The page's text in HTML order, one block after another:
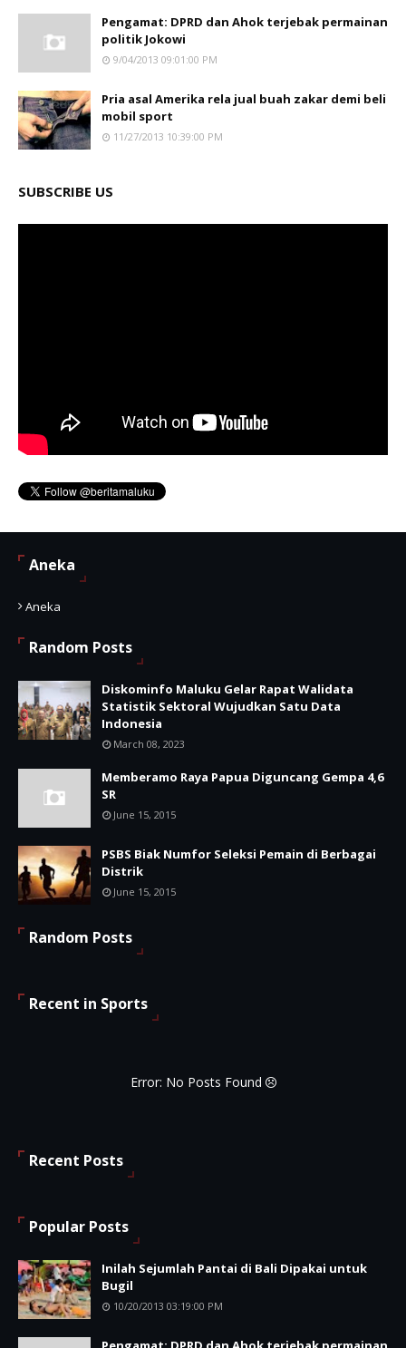
Pengamat: DPRD dan Ahok terjebak permainan
politik Jokowi
9/04/2013 09:01:00 PM
Pria asal Amerika rela jual buah zakar demi beli
mobil sport
11/27/2013 10:39:00 PM
SUBSCRIBE US
Aneka
Aneka
Random Posts
Diskominfo Maluku Gelar Rapat Walidata
Statistik Sektoral Wujudkan Satu Data
Indonesia
March 08, 2023
Memberamo Raya Papua Diguncang Gempa 4,6
SR
June 15, 2015
PSBS Biak Numfor Seleksi Pemain di Berbagai
Distrik
June 15, 2015
Random Posts
Recent in Sports
Error: No Posts Found
Recent Posts
Popular Posts
Inilah Sejumlah Pantai di Bali Dipakai untuk
Bugil
10/20/2013 03:19:00 PM